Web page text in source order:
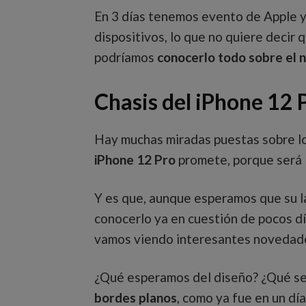
En 3 días tenemos evento de Apple
dispositivos, lo que no quiere decir
podríamos conocerlo todo sobre el
Chasis del iPhone 12
Hay muchas miradas puestas sobre
iPhone 12 Pro promete, porque
Y es que, aunque esperamos que
conocerlo ya en cuestión de pocos
vamos viendo interesantes
¿Qué esperamos del diseño? ¿Qué
bordes planos, como ya fue en un